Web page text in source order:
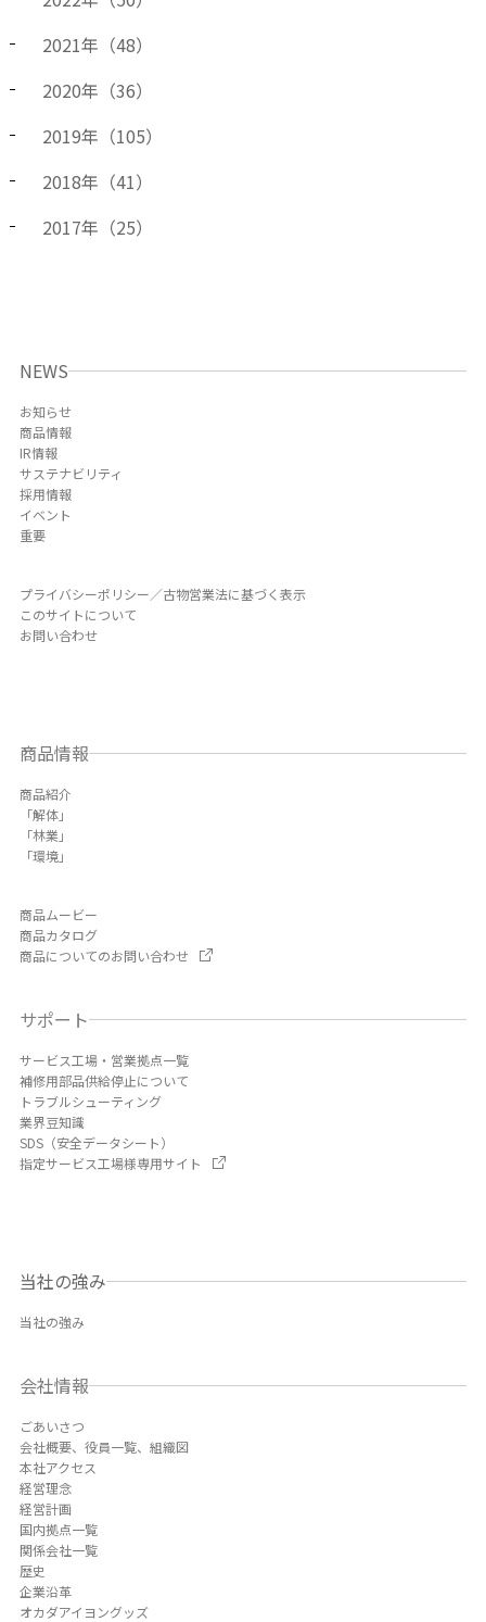
2021年（48）
2020年（36）
2019年（105）
2018年（41）
2017年（25）
NEWS
お知らせ
商品情報
IR情報
サステナビリティ
採用情報
イベント
重要
プライバシーポリシー／古物営業法に基づく表示
このサイトについて
お問い合わせ
商品情報
商品紹介
「解体」
「林業」
「環境」
商品ムービー
商品カタログ
商品についてのお問い合わせ
サポート
サービス工場・営業拠点一覧
補修用部品供給停止について
トラブルシューティング
業界豆知識
SDS（安全データシート）
指定サービス工場様専用サイト
当社の強み
当社の強み
会社情報
ごあいさつ
会社概要、役員一覧、組織図
本社アクセス
経営理念
経営計画
国内拠点一覧
関係会社一覧
歴史
企業沿革
オカダアイヨングッズ